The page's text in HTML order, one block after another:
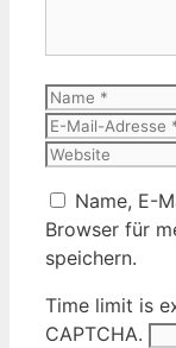
Name
Name, E-
Browser für
speichern.
Time limit is
CAPTCHA.